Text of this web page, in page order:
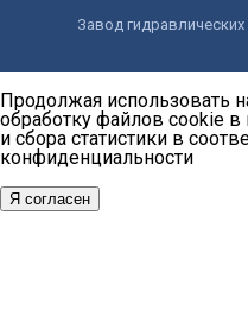
Завод
Продолжая использовать
обработку файлов cookie
и сбора статистики в
конфиденциальности
Я согласен